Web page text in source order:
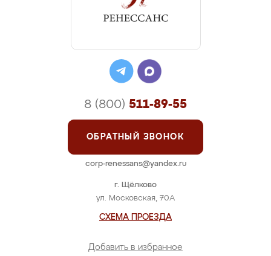
г. Щёлково
ул. Московская, 70А
СХЕМА ПРОЕЗДА
Добавить в избранное
8 (800) 511-89-55
ОБРАТНЫЙ ЗВОНОК
corp-renessans@yandex.ru